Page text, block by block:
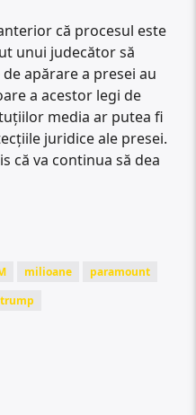
că procesul este
unui judecător să
apărare a presei au
a acestor legi de
media ar putea fi
juridice ale presei.
că va continua să dea
milioane
paramount
trump